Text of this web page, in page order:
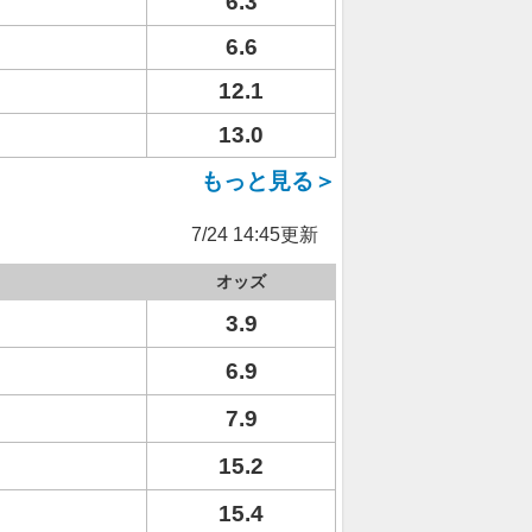
6.6
12.1
13.0
もっと見る＞
7/24 14:45更新
オッズ
3.9
6.9
7.9
15.2
15.4